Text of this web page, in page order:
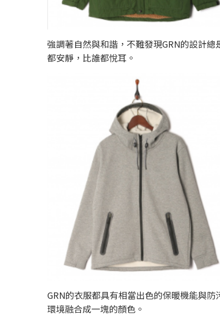
強調著自然與和諧，不難發現GRN的設計
都安靜，比誰都悅耳。
GRN的衣服都具有相當出色的保暖機能與
環境融合成一塊的顏色。